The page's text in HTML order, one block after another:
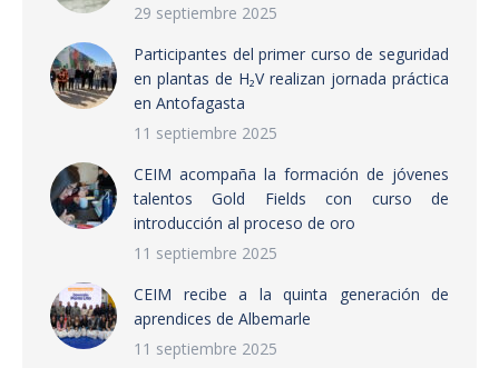
29 septiembre 2025
Participantes del primer curso de seguridad
en plantas de H₂V realizan jornada práctica
en Antofagasta
11 septiembre 2025
CEIM acompaña la formación de jóvenes
talentos Gold Fields con curso de
introducción al proceso de oro
11 septiembre 2025
CEIM recibe a la quinta generación de
aprendices de Albemarle
11 septiembre 2025